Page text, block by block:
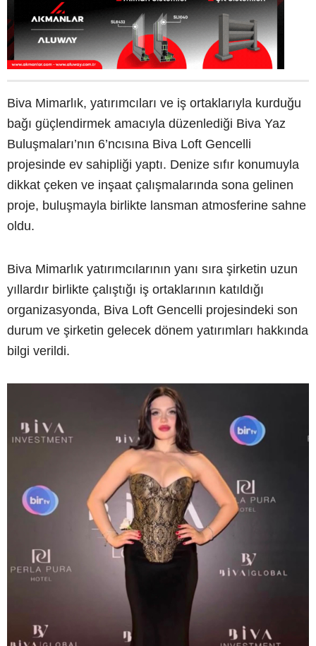
Biva Mimarlık, yatırımcıları ve iş ortaklarıyla kurduğu
bağı güçlendirmek amacıyla düzenlediği Biva Yaz
Buluşmaları’nın 6’ncısına Biva Loft Gencelli
projesinde ev sahipliği yaptı. Denize sıfır konumuyla
dikkat çeken ve inşaat çalışmalarında sona gelinen
proje, buluşmayla birlikte lansman atmosferine sahne
oldu.
Biva Mimarlık yatırımcılarının yanı sıra şirketin uzun
yıllardır birlikte çalıştığı iş ortaklarının katıldığı
organizasyonda, Biva Loft Gencelli projesindeki son
durum ve şirketin gelecek dönem yatırımları hakkında
bilgi verildi.